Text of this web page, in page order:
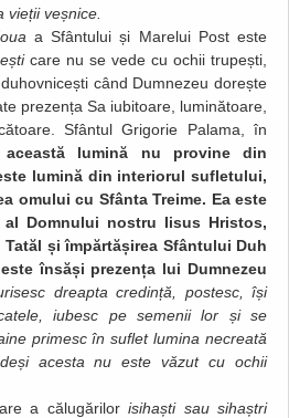
vieții veșnice.
a Sfântului și Marelui Post este
care nu se vede cu ochii trupești,
când Dumnezeu dorește
prezența Sa iubitoare, luminătoare,
Sfântul Grigorie Palama, în
această lumină nu provine din
lumină din interiorul sufletului,
omului cu Sfânta Treime. Ea este
Domnului nostru Iisus Hristos,
și împărtășirea Sfântului Duh
însăși prezența lui Dumnezeu
dreapta credință, postesc, își
iubesc pe semenii lor și se
primesc în suflet lumina necreată
acesta nu este văzut cu ochii
a călugărilorisihaști sau sihaștri